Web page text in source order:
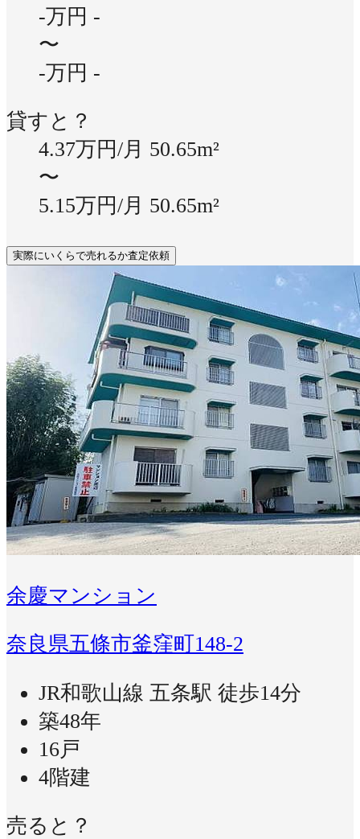
-万円 -
〜
-万円 -
貸すと？
4.37万円/月 50.65m²
〜
5.15万円/月 50.65m²
実際にいくらで売れるか査定依頼
余慶マンション
奈良県五條市釜窪町148-2
JR和歌山線 五条駅 徒歩14分
築48年
16戸
4階建
売ると？